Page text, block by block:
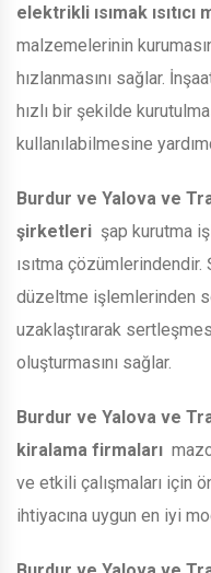
elektrikli ısımak ısıtıcı
malzemelerinin
hızlanmasını sağlar.
hızlı bir şekilde
kullanılabilmesine
Burdur ve Yalova ve
şirketleri şap kurutma
ısıtma
düzeltme işlemlerinden
uzaklaştırarak
oluşturmasını sağlar.
Burdur ve Yalova ve
kiralama firmaları
ve etkili çalışmaları için
ihtiyacına uygun en iyi